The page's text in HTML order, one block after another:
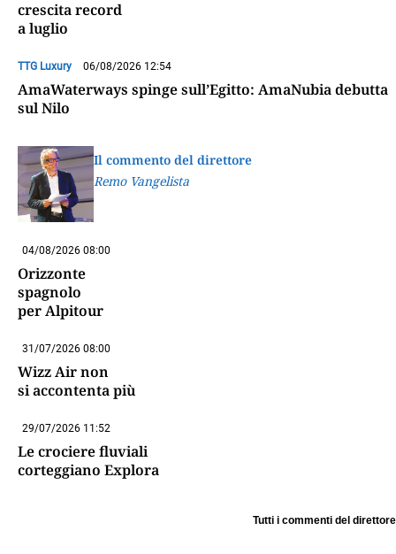
crescita record
a luglio
TTG Luxury 06/08/2026 12:54
AmaWaterways spinge sull’Egitto: AmaNubia debutta
sul Nilo
Il commento del direttore
Remo Vangelista
04/08/2026 08:00
Orizzonte
spagnolo
per Alpitour
31/07/2026 08:00
Wizz Air non
si accontenta più
29/07/2026 11:52
Le crociere fluviali
corteggiano Explora
Tutti i commenti del direttore